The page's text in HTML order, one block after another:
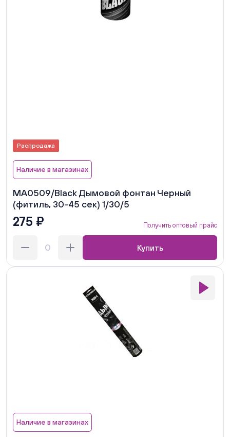
Распродажа
Наличие в магазинах
MA0509/Black Дымовой фонтан Черный
(фитиль, 30-45 сек) 1/30/5
275 ₽ Получить оптовый прайс
Купить
Наличие в магазинах